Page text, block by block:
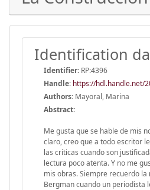
Identification
Identifier: RP:4396
Handle: https://hdl.handle.net/
Authors: Mayoral, Marina
Abstract:
Me gusta que se hable de mis
claro, creo que a todo escritor
las críticas cuando son
lectura poco atenta. Y no me
mis obras. Siempre recuerdo
Bergman cuando un periodista